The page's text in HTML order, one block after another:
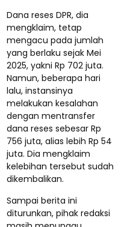
Dana reses DPR, dia
mengklaim, tetap
mengacu pada jumlah
yang berlaku sejak Mei
2025, yakni Rp 702 juta.
Namun, beberapa hari
lalu, instansinya
melakukan kesalahan
dengan mentransfer
dana reses sebesar Rp
756 juta, alias lebih Rp 54
juta. Dia mengklaim
kelebihan tersebut sudah
dikembalikan.
Sampai berita ini
diturunkan, pihak redaksi